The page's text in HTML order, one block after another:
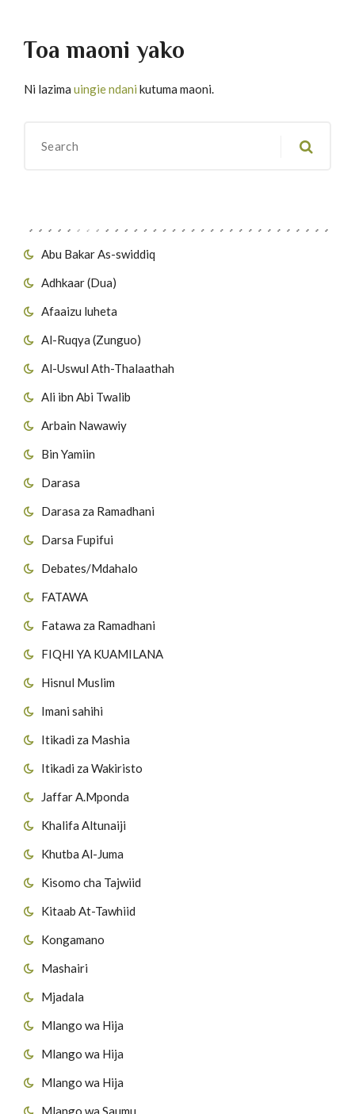
Abu Bakar As-swiddiq
Adhkaar (Dua)
Afaaizu luheta
Al-Ruqya (Zunguo)
Al-Uswul Ath-Thalaathah
Ali ibn Abi Twalib
Arbain Nawawiy
Bin Yamiin
Darasa
Darasa za Ramadhani
Darsa Fupifui
Debates/Mdahalo
FATAWA
Fatawa za Ramadhani
FIQHI YA KUAMILANA
Hisnul Muslim
Imani sahihi
Itikadi za Mashia
Itikadi za Wakiristo
Jaffar A.Mponda
Khalifa Altunaiji
Khutba Al-Juma
Kisomo cha Tajwiid
Kitaab At-Tawhiid
Kongamano
Mashairi
Mjadala
Mlango wa Hija
Mlango wa Hija
Mlango wa Hija
Mlango wa Saumu
Toa maoni yako
Ni lazima uingie ndani kutuma maoni.